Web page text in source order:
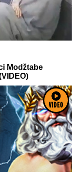
VIDEO
Modžtabe